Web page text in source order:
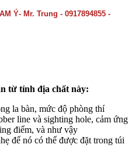
Ý- Mr. Trung - 0917894855 -
từ tính địa chất này:
la bàn, mức độ phòng thí
line và sighting hole, cảm ứng
điểm, và như vậy
để nó có thể được đặt trong túi